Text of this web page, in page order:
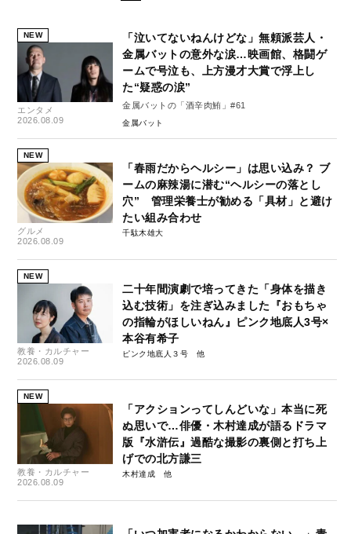
NEW
エンタメ
2026.08.09
「泣いてないねんけどな」無頼派芸人・
金属バットの意外な涙…映画館、格闘ゲ
ームで号泣も、上方漫才大賞で浮上し
た“疑惑の涙”
金属バットの「酒辛肉鮪」#61
金属バット
NEW
グルメ
2026.08.09
「春雨だからヘルシー」は思い込み？ ブ
ームの麻辣湯に潜む“ヘルシーの落とし
穴” 管理栄養士が勧める「具材」と避け
たい組み合わせ
千駄木雄大
NEW
教養・カルチャー
2026.08.09
二十年間演劇で培ってきた「身体を描き
込む技術」を注ぎ込みました『おもちゃ
の指輪がほしいねん』ピンク地底人3号×
本谷有希子
ピンク地底人３号
NEW
教養・カルチャー
2026.08.09
「アクションってしんどいな」本当に死
ぬ思いで…俳優・木村達成が語るドラマ
版『水滸伝』過酷な撮影の裏側と打ち上
げでの北方謙三
木村達成